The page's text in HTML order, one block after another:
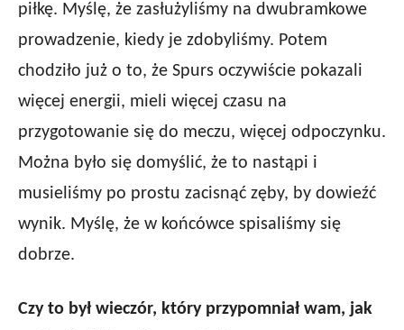
piłkę. Myślę, że zasłużyliśmy na dwubramkowe
prowadzenie, kiedy je zdobyliśmy. Potem
chodziło już o to, że Spurs oczywiście pokazali
więcej energii, mieli więcej czasu na
przygotowanie się do meczu, więcej odpoczynku.
Można było się domyślić, że to nastąpi i
musieliśmy po prostu zacisnąć zęby, by dowieźć
wynik. Myślę, że w końcówce spisaliśmy się
dobrze.
Czy to był wieczór, który przypomniał wam, jak